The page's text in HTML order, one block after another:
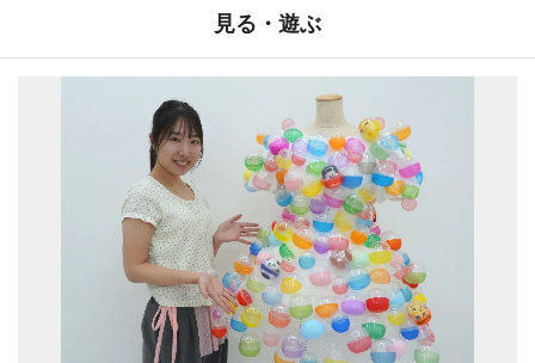
見る・遊ぶ